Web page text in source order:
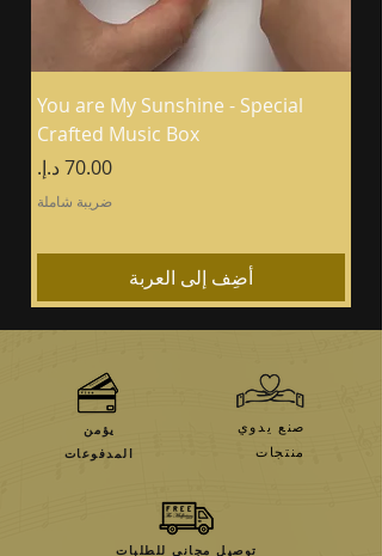
You are My Sunshine - Special
Crafted Music Box
السعر
ضريبة شاملة
أضِف إلى العربة
يؤمن
المدفوعات
صنع يدوي
منتجات
توصيل مجاني للطلبات